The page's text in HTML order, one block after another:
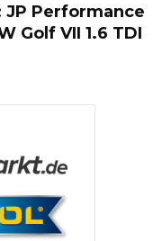
Performance
Golf VII 1.6 TDI